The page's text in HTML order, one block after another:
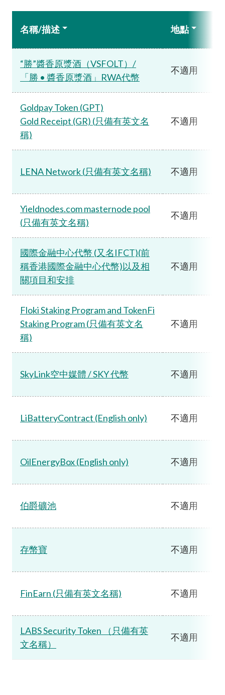
名稱/描述 地點
“勝”醬香原漿酒（VSFOLT）/
「勝 • 醬香原漿酒」RWA代幣
不適用
Goldpay Token (GPT)
Gold Receipt (GR) (只備有英文名
稱)
不適用
LENA Network (只備有英文名稱) 不適用
Yieldnodes.com masternode pool
(只備有英文名稱)
不適用
國際金融中心代幣 (又名IFCT)(前
稱香港國際金融中心代幣)以及相
關項目和安排
不適用
Floki Staking Program and TokenFi
Staking Program (只備有英文名
稱)
不適用
SkyLink空中媒體 / SKY 代幣 不適用
LiBatteryContract (English only) 不適用
OilEnergyBox (English only) 不適用
伯爵礦池 不適用
存幣寶 不適用
FinEarn (只備有英文名稱) 不適用
LABS Security Token （只備有英
文名稱）
不適用